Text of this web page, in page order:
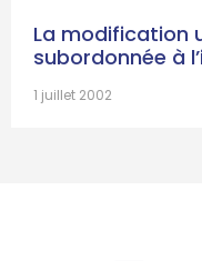
La modification
subordonnée à
1 juillet 2002